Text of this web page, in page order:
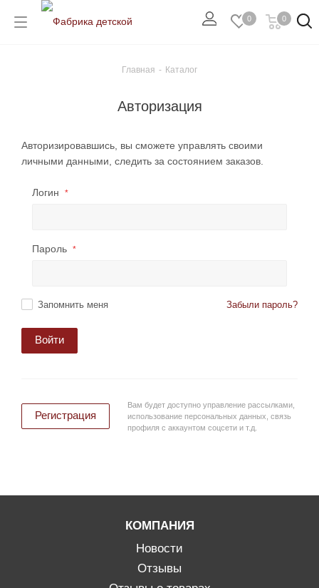
0 0
Главная - Каталог
Авторизация
Авторизировавшись, вы сможете управлять своими
личными данными, следить за состоянием заказов.
Логин *
Пароль *
Забыли пароль?
Запомнить меня
Войти
Регистрация
Вам будет доступно управление рассылками,
использование персональных данных, связь
профиля с аккаунтом соцсети и т.д.
КОМПАНИЯ
Новости
Отзывы